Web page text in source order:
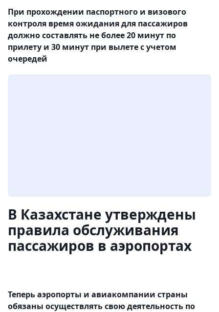
При прохождении паспортного и визового
контроля время ожидания для пассажиров
должно составлять не более 20 минут по
прилету и 30 минут при вылете с учетом
очередей
В Казахстане утверждены
правила обслуживания
пассажиров в аэропортах
Теперь аэропорты и авиакомпании страны
обязаны осуществлять свою деятельность по